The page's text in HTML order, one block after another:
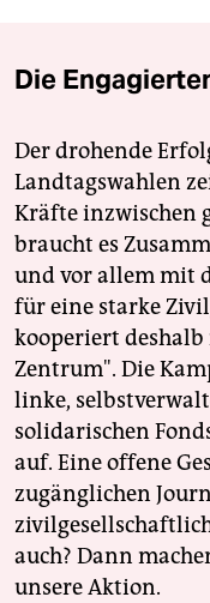
Die
Der drohende
Landtagswahlen
Kräfte inzwischen
braucht es
und vor allem mit
für eine starke
kooperiert
Zentrum". Die
linke,
solidarischen
auf. Eine offene
zugänglichen
auch? Dann
unsere Aktion.